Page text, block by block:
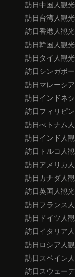
訪日中国人観
訪日台湾人観
訪日香港人観
訪日韓国人観
訪日タイ人観
訪日シンガポ
訪日マレーシ
訪日インドネ
訪日フィリピ
訪日べトナム
訪日インド人
訪日トルコ人
訪日アメリカ
訪日カナダ人
訪日英国人観
訪日フランス
訪日ドイツ人
訪日イタリア
訪日ロシア人
訪日スペイン
訪日スウェー